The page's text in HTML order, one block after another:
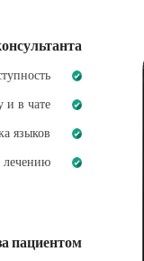
и в чате
языков
лечению
пациентом